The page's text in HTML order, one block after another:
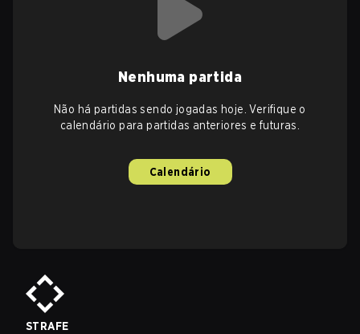
Nenhuma partida
Não há partidas sendo jogadas hoje. Verifique o
calendário para partidas anteriores e futuras.
Calendário
STRAFE